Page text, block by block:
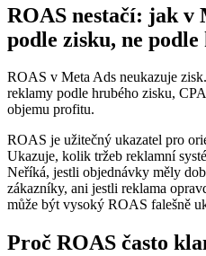
ROAS nestačí: jak
podle zisku, ne
ROAS v Meta Ads neukazuje
reklamy podle hrubého zisku,
objemu profitu.
ROAS je užitečný ukazatel pro
Ukazuje, kolik tržeb reklamní
Neříká, jestli objednávky měly
zákazníky, ani jestli reklama
může být vysoký ROAS falešně
Proč ROAS často